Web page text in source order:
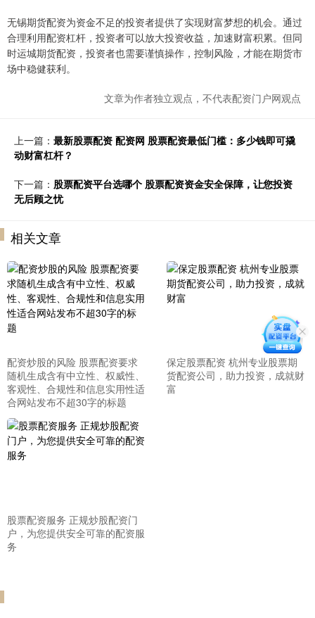
无锡期货配资为资金不足的投资者提供了实现财富梦想的机会。通过
合理利用配资杠杆，投资者可以放大投资收益，加速财富积累。但同
时运城期货配资，投资者也需要谨慎操作，控制风险，才能在期货市
场中稳健获利。
文章为作者独立观点，不代表配资门户网观点
上一篇： 最新股票配资 配资网 股票配资最低门槛：多少钱即可撬
动财富杠杆？
下一篇： 股票配资平台选哪个 股票配资资金安全保障，让您投资
无后顾之忧
相关文章
配资炒股的风险 股票配资要求
随机生成含有中立性、权威性、
客观性、合规性和信息实用性适
合网站发布不超30字的标题
保定股票配资 杭州专业股票期
货配资公司，助力投资，成就财
富
股票配资服务 正规炒股配资门
户，为您提供安全可靠的配资服
务